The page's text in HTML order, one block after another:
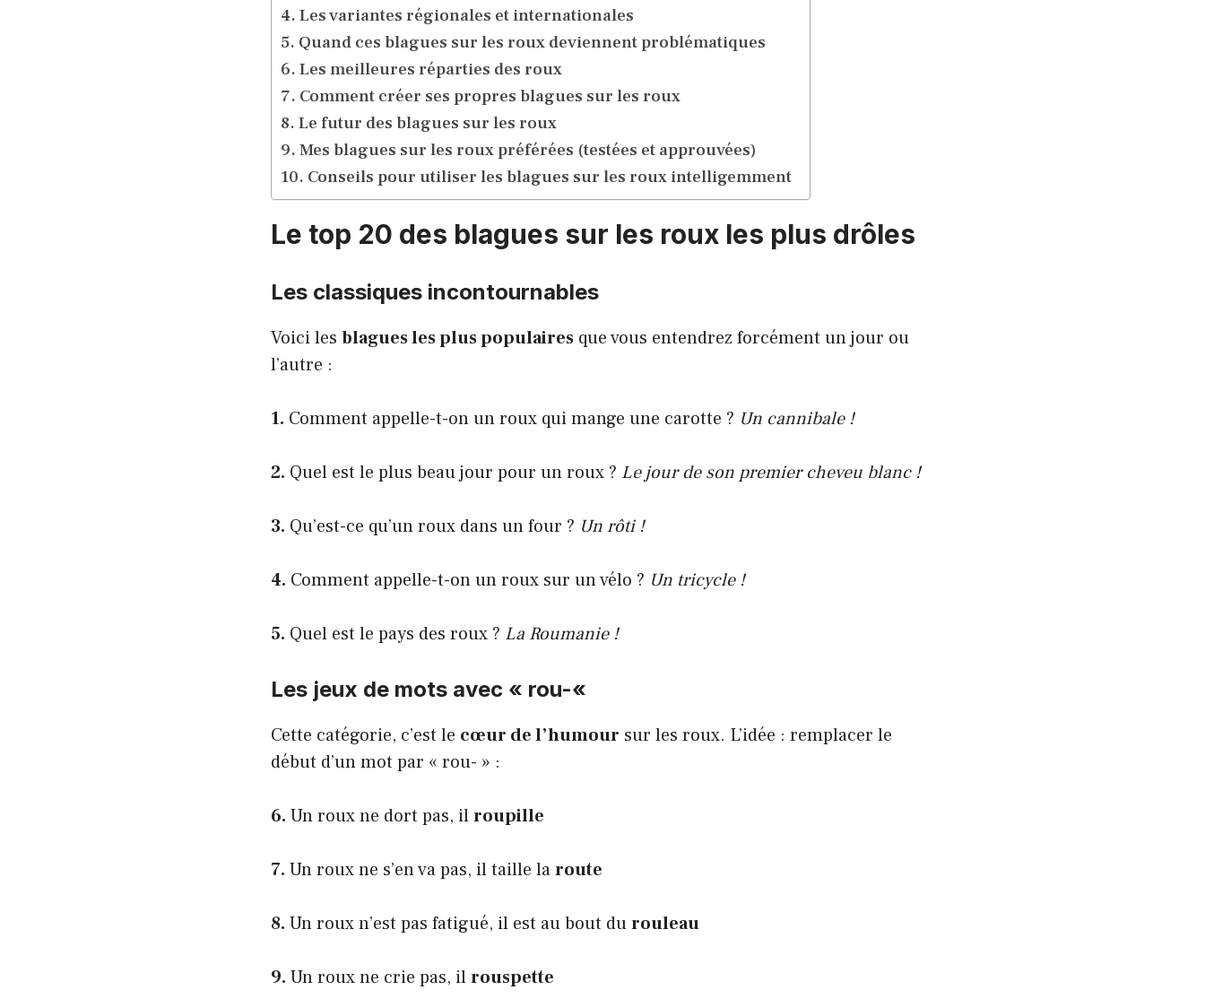
Les variantes régionales et internationales
Quand ces blagues sur les roux deviennent problématiques
Les meilleures réparties des roux
Comment créer ses propres blagues sur les roux
Le futur des blagues sur les roux
Mes blagues sur les roux préférées (testées et approuvées)
Conseils pour utiliser les blagues sur les roux intelligemment
Le top 20 des blagues sur les roux les plus drôles
Les classiques incontournables
Voici les blagues les plus populaires que vous entendrez forcément un jour ou
l’autre :
1. Comment appelle-t-on un roux qui mange une carotte ? Un cannibale !
2. Quel est le plus beau jour pour un roux ? Le jour de son premier cheveu blanc !
3. Qu’est-ce qu’un roux dans un four ? Un rôti !
4. Comment appelle-t-on un roux sur un vélo ? Un tricycle !
5. Quel est le pays des roux ? La Roumanie !
Les jeux de mots avec « rou-«
Cette catégorie, c’est le cœur de l’humour sur les roux. L’idée : remplacer le
début d’un mot par « rou- » :
6. Un roux ne dort pas, ilroupille
7. Un roux ne s’en va pas, il taille laroute
8. Un roux n’est pas fatigué, il est au bout durouleau
9. Un roux ne crie pas, ilrouspette